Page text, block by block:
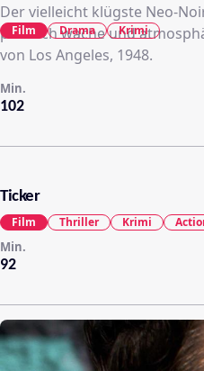
Der vielleicht klügste Neo-
politisch wache und
von Los Angeles, 1948.
102
Min.
Film Drama Krimi
Ticker
92
Min.
Film Thriller Krimi